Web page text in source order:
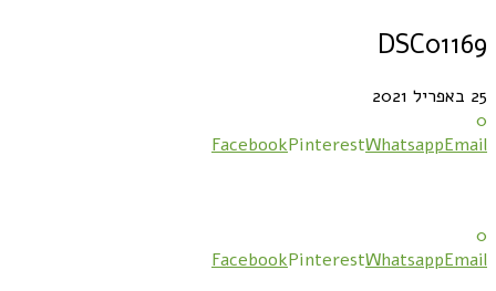
DSC01169
25 באפריל 2021
0
FacebookPinterestWhatsappEmail
0
FacebookPinterestWhatsappEmail